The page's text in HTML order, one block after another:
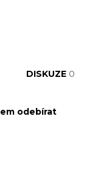
DISKUZE 0